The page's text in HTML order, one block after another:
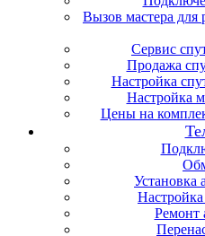
Вызов мастера для
Сервис
Продажа
Настройка
Настройка
Цены на
Установка
Ремонт